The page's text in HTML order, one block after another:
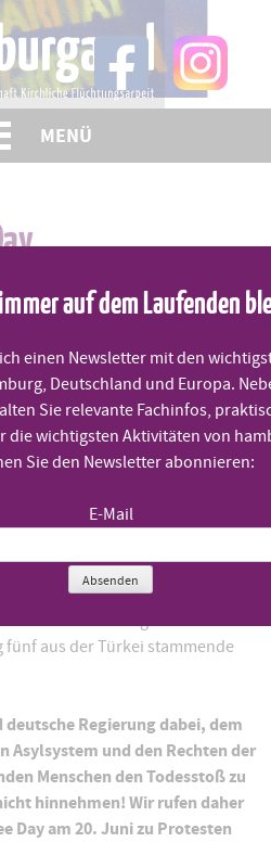
MENÜ
in Europa!
ein. Auch die meisten SPD-
Schutzsuchender einschränken
starben in Solingen bei einem
aus der Türkei stammende
deutsche Regierung dabei, dem
Asylsystem und den Rechten der
Menschen den Todesstoß zu
hinnehmen! Wir rufen daher
Day am 20. Juni zu Protesten
auf dem Laufenden
einen Newsletter mit den
Deutschland und Europa.
Sie relevante Fachinfos,
die wichtigsten Aktivitäten von
Sie den Newsletter abonnieren:
E-Mail
Absenden